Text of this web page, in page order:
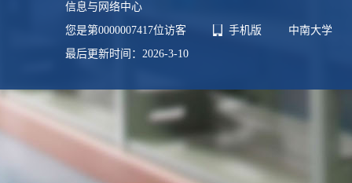
信息与网络中心
您是第0000007417位访客 手机版
中南大学
最后更新时间： 2026-3-10